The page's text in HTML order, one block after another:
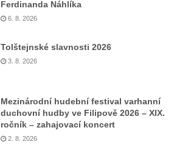
Ferdinanda Náhlíka
6. 8. 2026
Tolštejnské slavnosti 2026
3. 8. 2026
Mezinárodní hudební festival varhanní
duchovní hudby ve Filipově 2026 – XIX.
ročník – zahajovací koncert
2. 8. 2026